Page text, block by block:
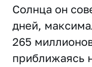
Солнца он
дней,
265
приближаясь